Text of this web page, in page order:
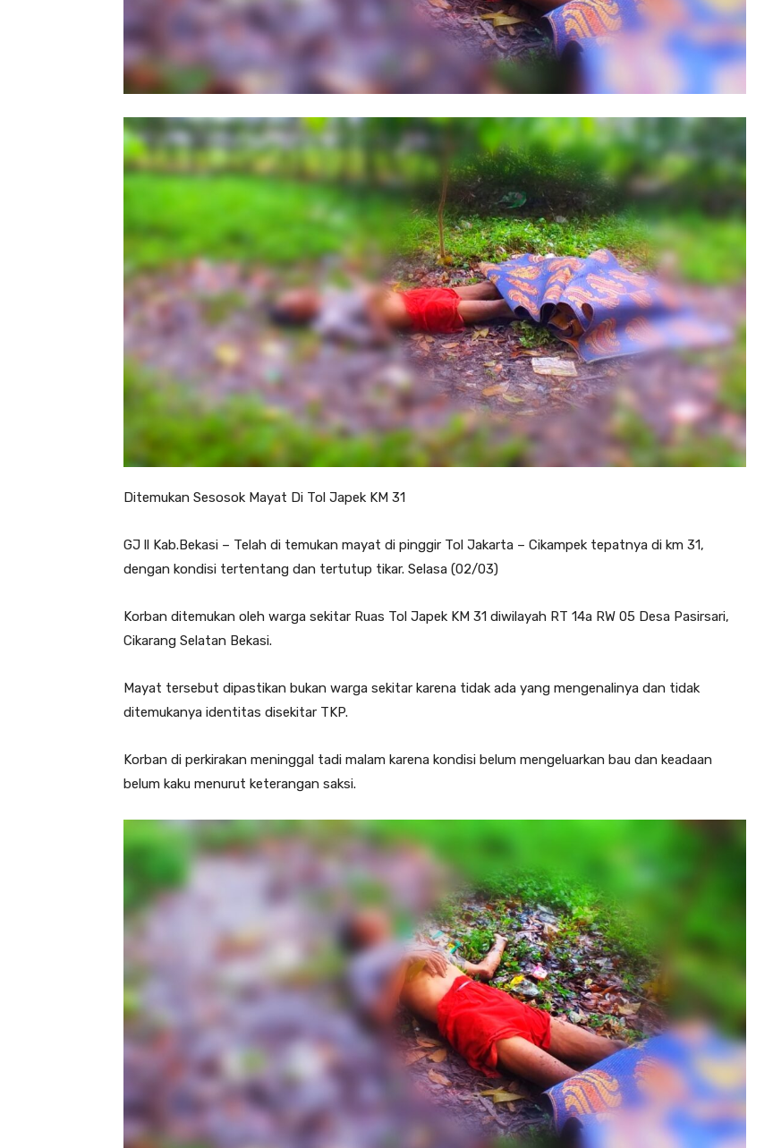
Ditemukan Sesosok Mayat Di Tol Japek KM 31
GJ ll Kab.Bekasi – Telah di temukan mayat di pinggir Tol Jakarta – Cikampek tepatnya di km 31,
dengan kondisi tertentang dan tertutup tikar. Selasa (02/03)
Korban ditemukan oleh warga sekitar Ruas Tol Japek KM 31 diwilayah RT 14a RW 05 Desa Pasirsari,
Cikarang Selatan Bekasi.
Mayat tersebut dipastikan bukan warga sekitar karena tidak ada yang mengenalinya dan tidak
ditemukanya identitas disekitar TKP.
Korban di perkirakan meninggal tadi malam karena kondisi belum mengeluarkan bau dan keadaan
belum kaku menurut keterangan saksi.